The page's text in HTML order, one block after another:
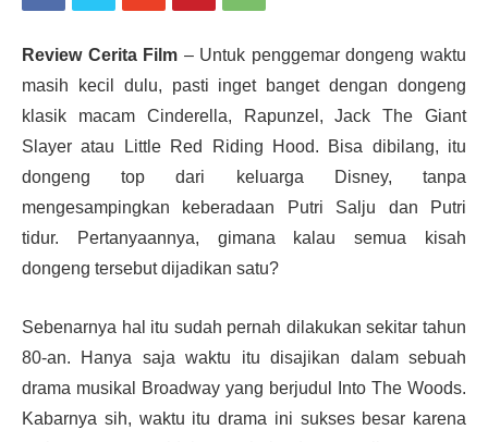
Review Cerita Film – Untuk penggemar dongeng waktu
masih kecil dulu, pasti inget banget dengan dongeng
klasik macam Cinderella, Rapunzel, Jack The Giant
Slayer atau Little Red Riding Hood. Bisa dibilang, itu
dongeng top dari keluarga Disney, tanpa
mengesampingkan keberadaan Putri Salju dan Putri
tidur. Pertanyaannya, gimana kalau semua kisah
dongeng tersebut dijadikan satu?
Sebenarnya hal itu sudah pernah dilakukan sekitar tahun
80-an. Hanya saja waktu itu disajikan dalam sebuah
drama musikal Broadway yang berjudul Into The Woods.
Kabarnya sih, waktu itu drama ini sukses besar karena